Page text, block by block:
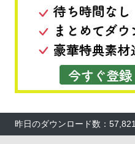
昨日のダウンロード数：57,821